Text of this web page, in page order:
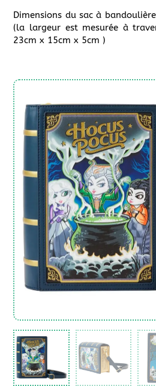
Dimensions du sac à
(la largeur est mesurée à
23cm x 15cm x 5cm )